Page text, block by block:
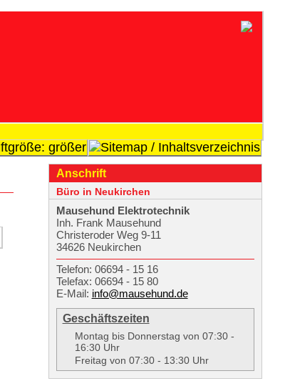
Anschrift
Büro in Neukirchen
Mausehund Elekt­rotechnik
Inh. Frank Mausehund
Christeroder Weg 9-11
34626 Neukirchen
Telefon: 06694 - 15 16
Telefax: 06694 - 15 80
E-Mail: info@mausehund.de
Geschäftszeiten
Montag bis Donnerstag von 07:30 -
16:30 Uhr
Freitag von 07:30 - 13:30 Uhr